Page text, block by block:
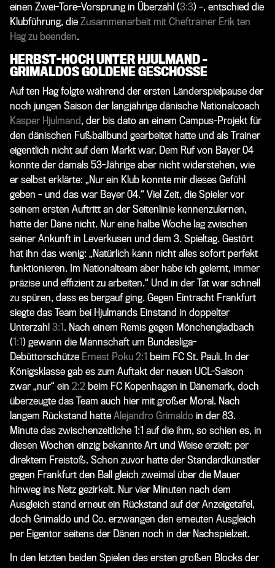
einen Zwei-Tore-Vorsprung in Überzahl (3:3) –, entschied die
Klubführung, die Zusammenarbeit mit Cheftrainer Erik ten
Hag zu beenden.
HERBST-HOCH UNTER HJULMAND –
GRIMALDOS GOLDENE GESCHOSSE
Auf ten Hag folgte während der ersten Länderspielpause der
noch jungen Saison der langjährige dänische Nationalcoach
Kasper Hjulmand, der bis dato an einem Campus-Projekt für
den dänischen Fußballbund gearbeitet hatte und als Trainer
eigentlich nicht auf dem Markt war. Dem Ruf von Bayer 04
konnte der damals 53-Jährige aber nicht widerstehen, wie
er selbst erklärte: „Nur ein Klub konnte mir dieses Gefühl
geben – und das war Bayer 04.“ Viel Zeit, die Spieler vor
seinem ersten Auftritt an der Seitenlinie kennenzulernen,
hatte der Däne nicht. Nur eine halbe Woche lag zwischen
seiner Ankunft in Leverkusen und dem 3. Spieltag. Gestört
hat ihn das wenig: „Natürlich kann nicht alles sofort perfekt
funktionieren. Im Nationalteam aber habe ich gelernt, immer
präzise und effizient zu arbeiten.“ Und in der Tat war schnell
zu spüren, dass es bergauf ging. Gegen Eintracht Frankfurt
siegte das Team bei Hjulmands Einstand in doppelter
Unterzahl 3:1. Nach einem Remis gegen Mönchengladbach
(1:1) gewann die Mannschaft um Bundesliga-
Debüttorschütze Ernest Poku 2:1 beim FC St. Pauli. In der
Königsklasse gab es zum Auftakt der neuen UCL-Saison
zwar „nur“ ein 2:2 beim FC Kopenhagen in Dänemark, doch
überzeugte das Team auch hier mit großer Moral. Nach
langem Rückstand hatte Alejandro Grimaldo in der 83.
Minute das zwischenzeitliche 1:1 auf die ihm, so schien es, in
diesen Wochen einzig bekannte Art und Weise erzielt: per
direktem Freistoß. Schon zuvor hatte der Standardkünstler
gegen Frankfurt den Ball gleich zweimal über die Mauer
hinweg ins Netz gezirkelt. Nur vier Minuten nach dem
Ausgleich stand erneut ein Rückstand auf der Anzeigetafel,
doch Grimaldo und Co. erzwangen den erneuten Ausgleich
per Eigentor seitens der Dänen noch in der Nachspielzeit.
In den letzten beiden Spielen des ersten großen Blocks der